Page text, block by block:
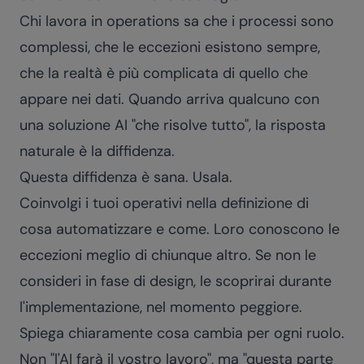
Chi lavora in operations sa che i processi sono
complessi, che le eccezioni esistono sempre,
che la realtà è più complicata di quello che
appare nei dati. Quando arriva qualcuno con
una soluzione AI "che risolve tutto", la risposta
naturale è la diffidenza.
Questa diffidenza è sana. Usala.
Coinvolgi i tuoi operativi nella definizione di
cosa automatizzare e come. Loro conoscono le
eccezioni meglio di chiunque altro. Se non le
consideri in fase di design, le scoprirai durante
l'implementazione, nel momento peggiore.
Spiega chiaramente cosa cambia per ogni ruolo.
Non "l'AI farà il vostro lavoro", ma "questa parte